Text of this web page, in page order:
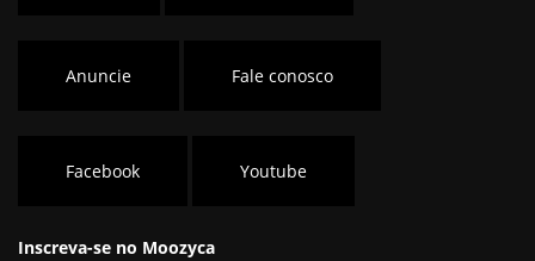
Anuncie Fale conosco
Facebook Youtube
Inscreva-se no Moozyca